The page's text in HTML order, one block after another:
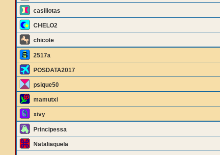
casillotas
CHELO2
chicote
2517a
POSDATA2017
psique50
mamutxi
xivy
Principessa
Nataliaquela